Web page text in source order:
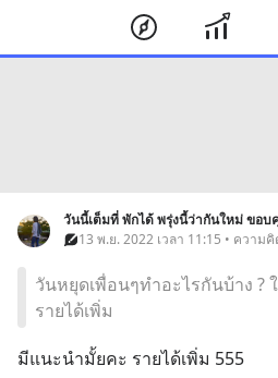
วันนี้เต็มที่ พักได้ พรุ่งนี้ว่ากันใหม่ ขอ
13 พ.ย. 2022 เวลา 11:15 • ความ
วันหยุดเพื่อนๆทำอะไรกันบ้าง ?
รายได้เพิ่ม
มีแนะนำมั้ยคะ รายได้เพิ่ม 555